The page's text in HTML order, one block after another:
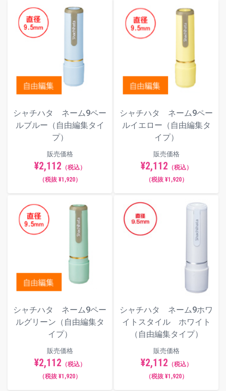
フォント（書体）サンプル
角ゴシック体
丸ゴシック体
シャチハタ ネーム9ペー
ルブルー（自由編集タイ
プ）
販売価格
¥2,112 （税込）
（税抜 ¥1,920）
シャチハタ ネーム9ペー
ルイエロー（自由編集タ
イプ）
販売価格
¥2,112 （税込）
（税抜 ¥1,920）
シャチハタ ネーム9ペー
ルグリーン（自由編集タ
イプ）
販売価格
¥2,112 （税込）
（税抜 ¥1,920）
シャチハタ ネーム9ホワ
イトスタイル ホワイト
（自由編集タイプ）
販売価格
¥2,112 （税込）
（税抜 ¥1,920）